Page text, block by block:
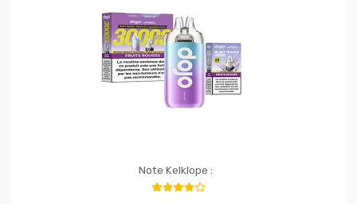
Note Kelklope :